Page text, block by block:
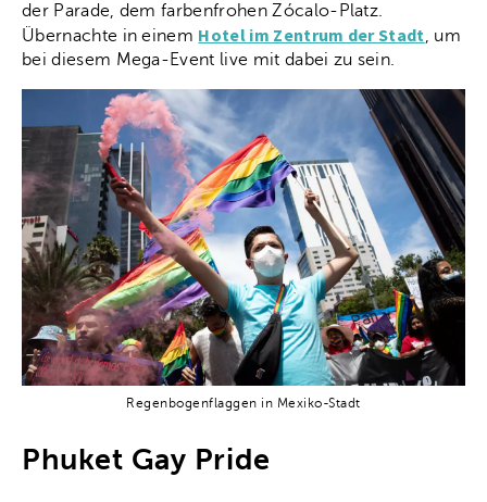
der Parade, dem farbenfrohen Zócalo-Platz.
Übernachte in einem Hotel im Zentrum der Stadt, um
bei diesem Mega-Event live mit dabei zu sein.
Regenbogenflaggen in Mexiko-Stadt
Phuket Gay Pride